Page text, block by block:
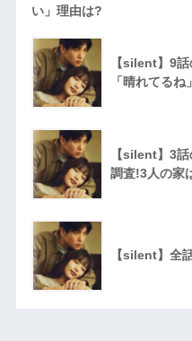
い」理由は?
【silent】9
「晴れてる
【silent】3
調査!3人の家
【silent】全